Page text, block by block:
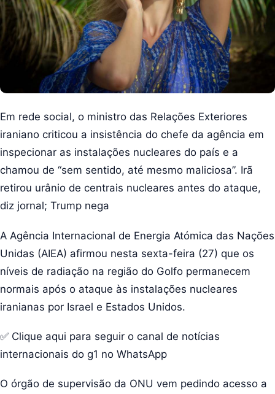
Em rede social, o ministro das Relações Exteriores
iraniano criticou a insistência do chefe da agência em
inspecionar as instalações nucleares do país e a
chamou de “sem sentido, até mesmo maliciosa”. Irã
retirou urânio de centrais nucleares antes do ataque,
diz jornal; Trump nega
A Agência Internacional de Energia Atómica das Nações
Unidas (AIEA) afirmou nesta sexta-feira (27) que os
níveis de radiação na região do Golfo permanecem
normais após o ataque às instalações nucleares
iranianas por Israel e Estados Unidos.
✅ Clique aqui para seguir o canal de notícias
internacionais do g1 no WhatsApp
O órgão de supervisão da ONU vem pedindo acesso a